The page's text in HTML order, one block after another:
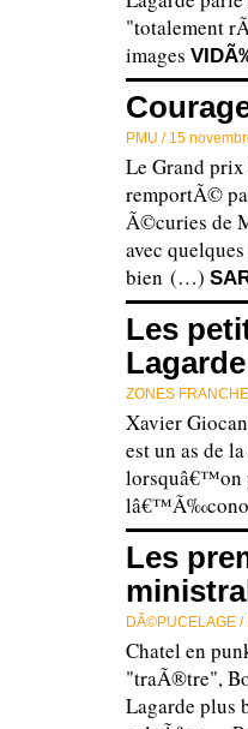
"totalement
images
PMU / 15
Le Grand
remportÃ©
Ã©curies de
avec
bien (…)
Les
Lagarde
ZONES
Xavier
est un as de
lorsquâ€™on
Les
DÃ©PUCELAGE /
Chatel en
"traÃ®tre",
Lagarde plus